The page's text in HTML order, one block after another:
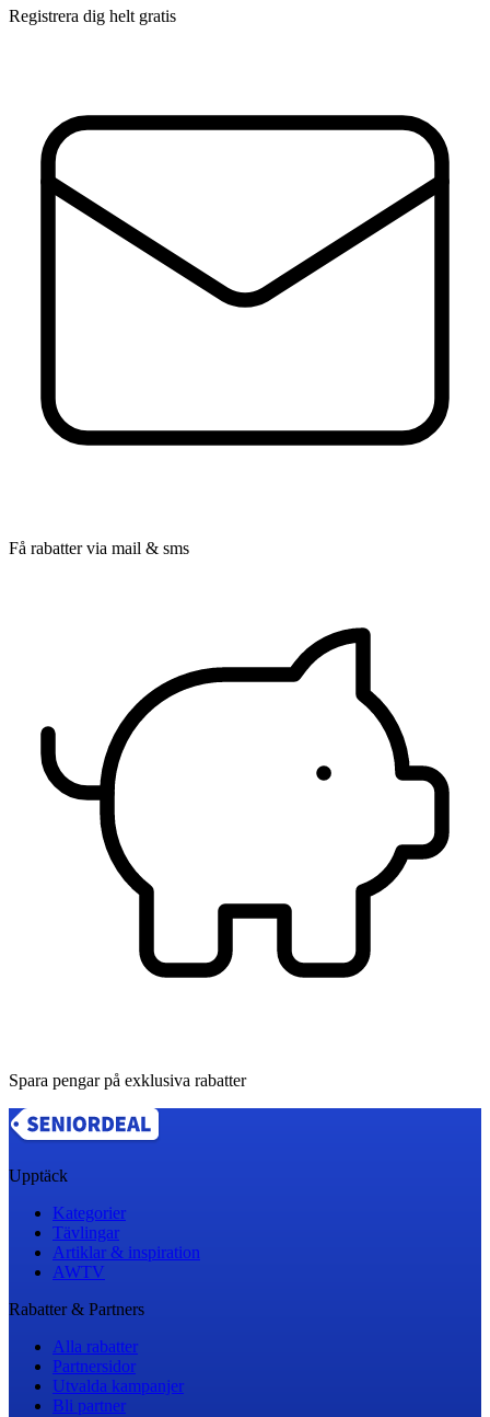
Registrera dig helt gratis
Få rabatter via mail & sms
Spara pengar på exklusiva rabatter
Upptäck
Kategorier
Tävlingar
Artiklar & inspiration
AWTV
Rabatter & Partners
Alla rabatter
Partnersidor
Utvalda kampanjer
Bli partner